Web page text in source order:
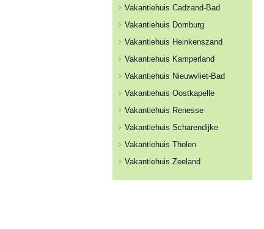
Vakantiehuis Cadzand-Bad
Vakantiehuis Domburg
Vakantiehuis Heinkenszand
Vakantiehuis Kamperland
Vakantiehuis Nieuwvliet-Bad
Vakantiehuis Oostkapelle
Vakantiehuis Renesse
Vakantiehuis Scharendijke
Vakantiehuis Tholen
Vakantiehuis Zeeland